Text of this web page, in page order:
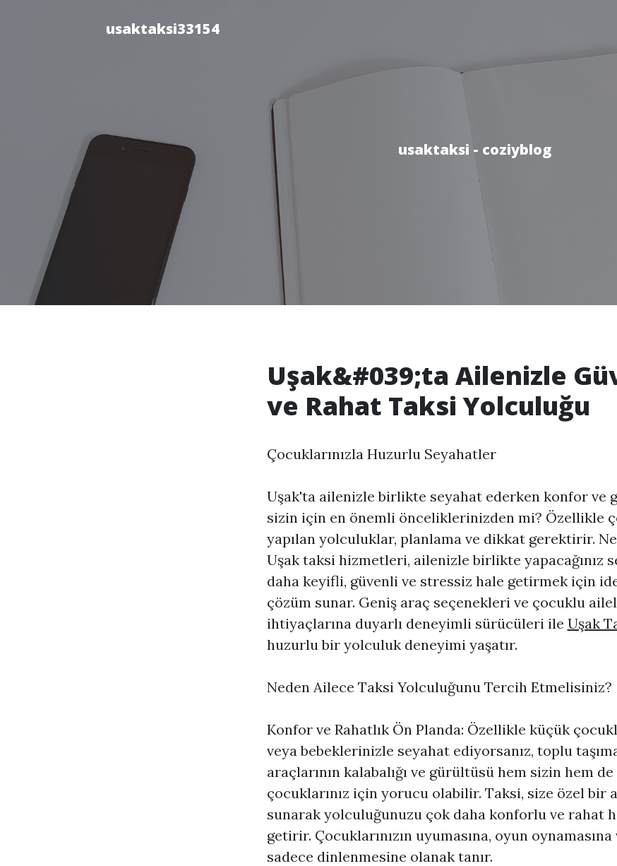
usaktaksi33154
usaktaksi - coziyblog
Uşak&#039;ta Ailenizle
ve Rahat Taksi Yolculuğu
Çocuklarınızla Huzurlu Seyahatler
Uşak'ta ailenizle birlikte seyahat ederken konfor ve
sizin için en önemli önceliklerinizden mi? Özellikle
yapılan yolculuklar, planlama ve dikkat gerektirir.
Uşak taksi hizmetleri, ailenizle birlikte yapacağınız
daha keyifli, güvenli ve stressiz hale getirmek için
çözüm sunar. Geniş araç seçenekleri ve çocuklu
ihtiyaçlarına duyarlı deneyimli sürücüleri ile Uşak
huzurlu bir yolculuk deneyimi yaşatır.
Neden Ailece Taksi Yolculuğunu Tercih Etmelisiniz?
Konfor ve Rahatlık Ön Planda: Özellikle küçük
veya bebeklerinizle seyahat ediyorsanız, toplu
araçlarının kalabalığı ve gürültüsü hem sizin hem de
çocuklarınız için yorucu olabilir. Taksi, size özel bir
sunarak yolculuğunuzu çok daha konforlu ve rahat
getirir. Çocuklarınızın uyumasına, oyun oynamasına
sadece dinlenmesine olanak tanır.